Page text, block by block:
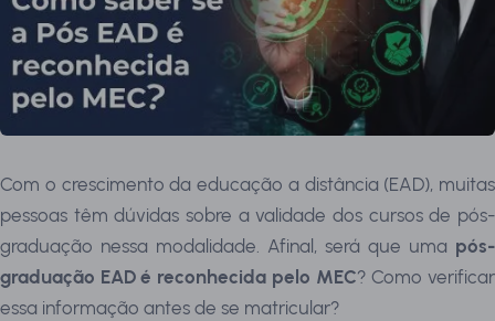
Com o crescimento da educação a distância (EAD), muitas
pessoas têm dúvidas sobre a validade dos cursos de pós-
graduação nessa modalidade. Afinal, será que uma pós-
graduação EAD é reconhecida pelo MEC? Como verificar
essa informação antes de se matricular?